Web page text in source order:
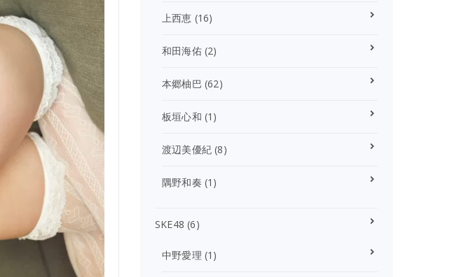
上西恵 (16)
和田海佑(2)
本郷柚巴 (62)
板垣心和 (1)
渡辺美優紀 (8)
隅野和奏 (1)
SKE48 (6)
中野愛理 (1)